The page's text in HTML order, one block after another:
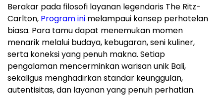
Berakar pada filosofi layanan legendaris The Ritz-
Carlton, Program ini melampaui konsep perhotelan
biasa. Para tamu dapat menemukan momen
menarik melalui budaya, kebugaran, seni kuliner,
serta koneksi yang penuh makna. Setiap
pengalaman mencerminkan warisan unik Bali,
sekaligus menghadirkan standar keunggulan,
autentisitas, dan layanan yang penuh perhatian.